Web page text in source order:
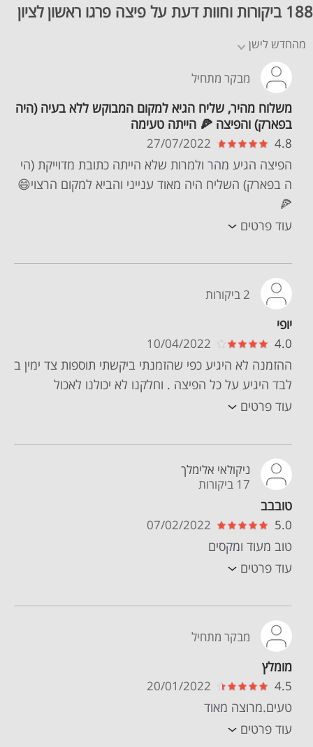
188 ביקורות וחוות דעת על פיצה פרגו ראשון לציון
מהחדש לישן
מבקר מתחיל
משלוח מהיר, שליח הגיא למקום המבוקש ללא בעיה (היה
בפארק) והפיצה 🍕 הייתה טעימה
4.8
27/07/2022
הפיצה הגיע מהר ולמרות שלא הייתה כתובת מדוייקת (הי
ה בפארק) השליח היה מאוד ענייני והביא למקום הרצוי😄
🍕
עוד פרטים
2 ביקורות
יופי
4.0
10/04/2022
ההזמנה לא היגיע כפי שהזמנתי ביקשתי תוספות צד ימין ב
לבד היגיע על כל הפיצה . וחלקנו לא יכולנו לאכול
עוד פרטים
ניקולאי אלימלך
17 ביקורות
טובבב
5.0
07/02/2022
טוב מעוד ומקסים
עוד פרטים
מבקר מתחיל
מומלץ
4.5
20/01/2022
טעים.מרוצה מאוד
עוד פרטים